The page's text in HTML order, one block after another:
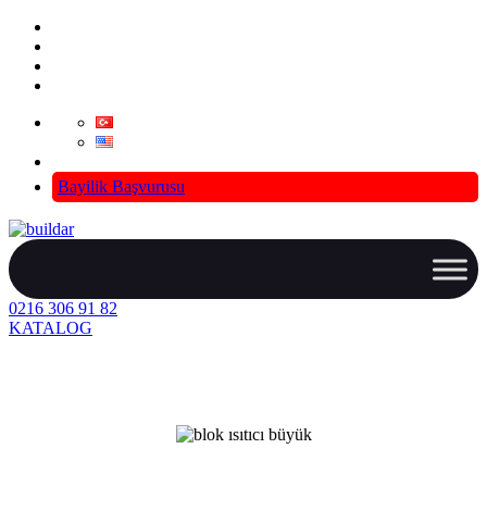
Bayilik Başvurusu
0216 306 91 82
KATALOG